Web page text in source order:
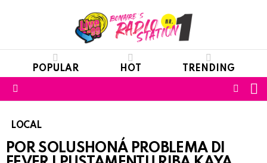
POPULAR HOT TRENDING
LOCAL
POR SOLUSHONÁ PROBLEMA DI